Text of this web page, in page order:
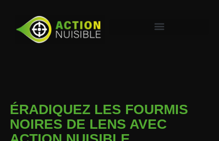
ÉRADIQUEZ LES FOURMIS
NOIRES DE LENS AVEC